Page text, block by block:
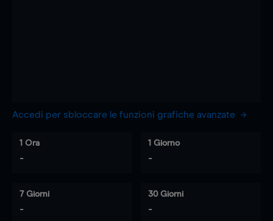
Accedi per sbloccare le funzioni grafiche avanzate
1 Ora
-
1 Giorno
-
7 Giorni
-
30 Giorni
-